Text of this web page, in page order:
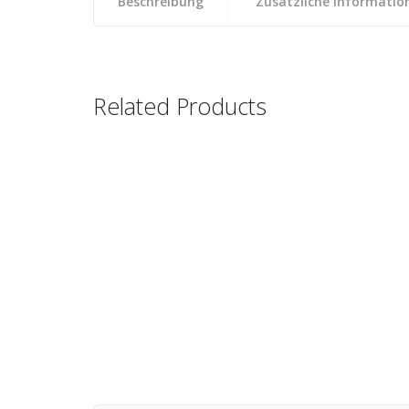
Related Products